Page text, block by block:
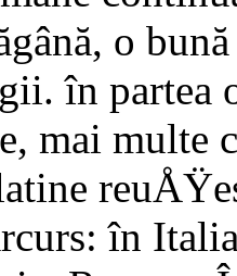
o
în partea
mai mul­te
în